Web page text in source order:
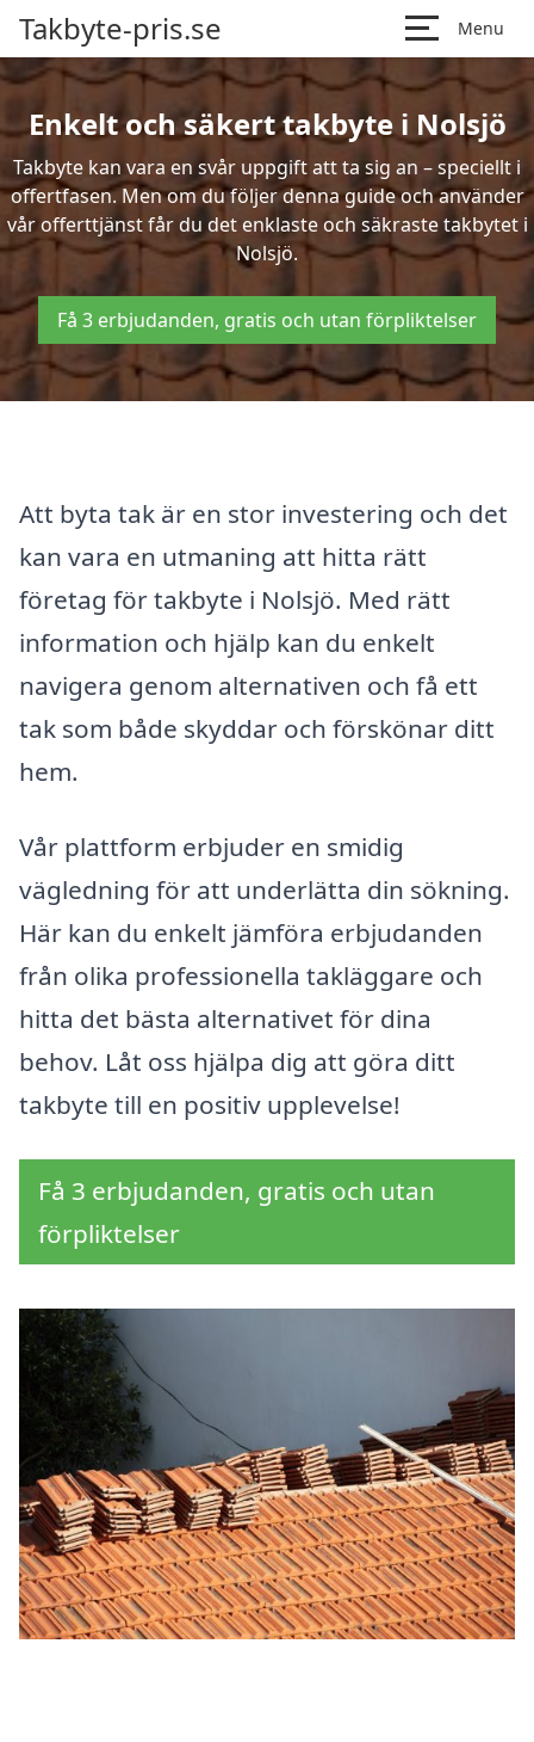
Takbyte-pris.se Menu
Enkelt och säkert takbyte i Nolsjö
Takbyte kan vara en svår uppgift att ta sig an – speciellt i
offertfasen. Men om du följer denna guide och använder
vår offerttjänst får du det enklaste och säkraste takbytet i
Nolsjö.
Få 3 erbjudanden, gratis och utan förpliktelser
Att byta tak är en stor investering och det
kan vara en utmaning att hitta rätt
företag för takbyte i Nolsjö. Med rätt
information och hjälp kan du enkelt
navigera genom alternativen och få ett
tak som både skyddar och förskönar ditt
hem.
Vår plattform erbjuder en smidig
vägledning för att underlätta din sökning.
Här kan du enkelt jämföra erbjudanden
från olika professionella takläggare och
hitta det bästa alternativet för dina
behov. Låt oss hjälpa dig att göra ditt
takbyte till en positiv upplevelse!
Få 3 erbjudanden, gratis och utan
förpliktelser